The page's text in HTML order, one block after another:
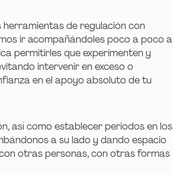
de regulación con
ir acompañándoles poco a poco a
permitirles que experimenten y
intervenir en exceso o
en el apoyo absoluto de tu
así como establecer periodos en los
a su lado y dando espacio
otras personas, con otras formas